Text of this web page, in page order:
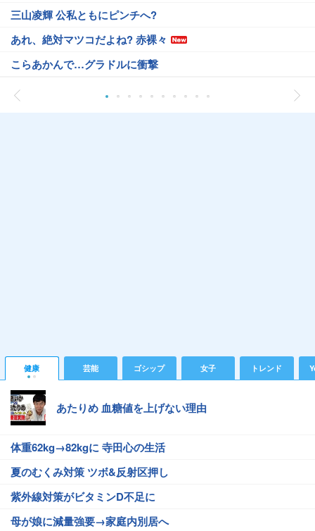
三山凌輝 公私ともにピンチへ?
あれ、絶対マツコだよね? 赤裸々
こらあかんで…グラドルに衝撃
健康 芸能 ゴシップ 女子 トレンド
あたりめ 血糖値を上げない理由
体重62kg→82kgに 寺田心の生活
夏のむくみ対策 ツボ&反射区押し
紫外線対策がビタミンD不足に
母が娘に減量強要→家庭内別居へ